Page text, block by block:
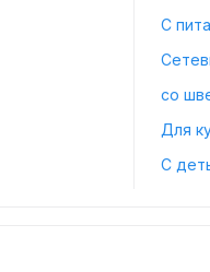
С
со
Для
С